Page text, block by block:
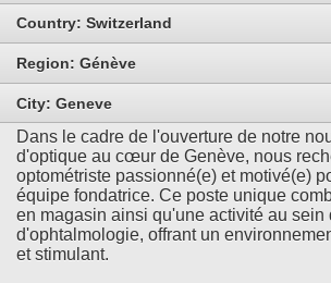
Country: Switzerland
Region: Génève
City: Geneve
Dans le cadre de l'ouverture de notre
d'optique au cœur de Genève, nous
optométriste passionné(e) et motivé(e)
équipe fondatrice. Ce poste unique
en magasin ainsi qu'une activité au sein
d'ophtalmologie, offrant un
et stimulant.